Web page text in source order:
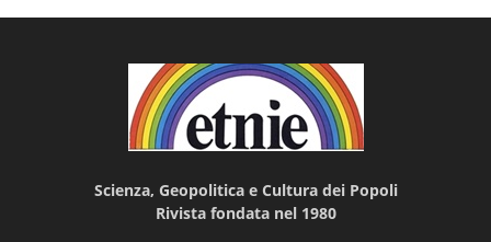
Scienza, Geopolitica e Cultura dei Popoli
Rivista fondata nel 1980